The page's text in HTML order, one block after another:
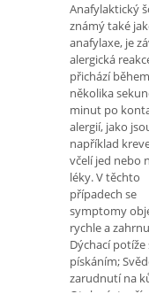
Anafylaktický
známý také
anafylaxe, je
alergická
přichází během
několika
minut po
alergií, jako
například
včelí jed nebo
léky. V těchto
případech se
symptomy
rychle a
Dýchací potíže
pískáním;
zarudnutí na